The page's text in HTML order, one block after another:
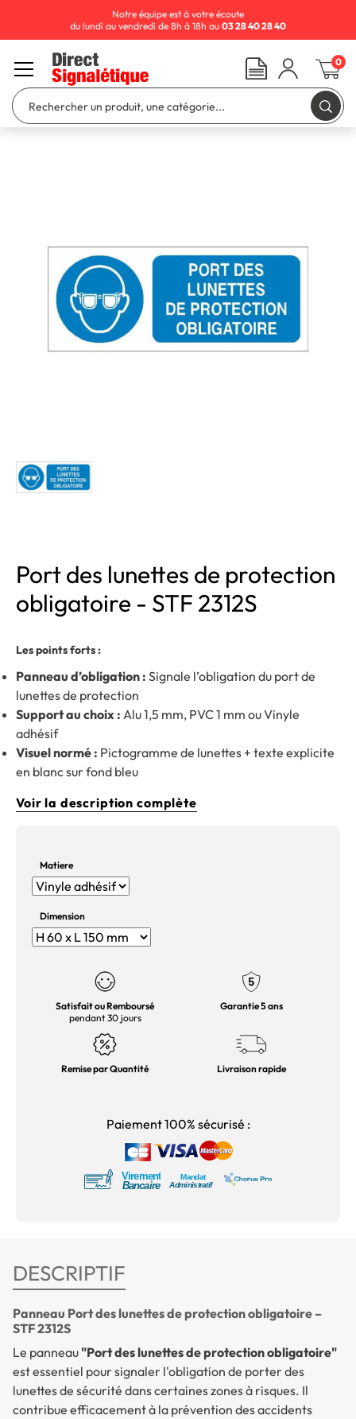
Port des lunettes de protection
obligatoire - STF 2312S
Les points forts :
Panneau d’obligation : Signale l’obligation du port de
lunettes de protection
Support au choix : Alu 1,5 mm, PVC 1 mm ou Vinyle
adhésif
Visuel normé : Pictogramme de lunettes + texte explicite
en blanc sur fond bleu
Voir la description complète
Matiere
Dimension
Satisfait ou Remboursé
pendant 30 jours
Garantie 5 ans
Remise par Quantité Livraison rapide
Paiement 100% sécurisé :
DESCRIPTIF
Panneau Port des lunettes de protection obligatoire –
STF 2312S
Le panneau "Port des lunettes de protection obligatoire"
est essentiel pour signaler l'obligation de porter des
lunettes de sécurité dans certaines zones à risques. Il
contribue efficacement à la prévention des accidents
Notre équipe est à votre écoute
du lundi au vendredi de 8h à 18h au 03 28 40 28 40
0